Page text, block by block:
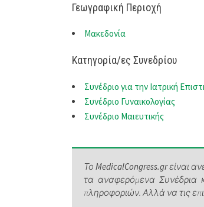
Γεωγραφική Περιοχή
Μακεδονία
Κατηγορία/ες Συνεδρίου
Συνέδριο για την Ιατρική
Συνέδριο Γυναικολογίας
Συνέδριο Μαιευτικής
ΤοMedicalCongress.grείναι
τα αναφερόμενα Συνέδρια
πληροφοριών. Αλλά να τις